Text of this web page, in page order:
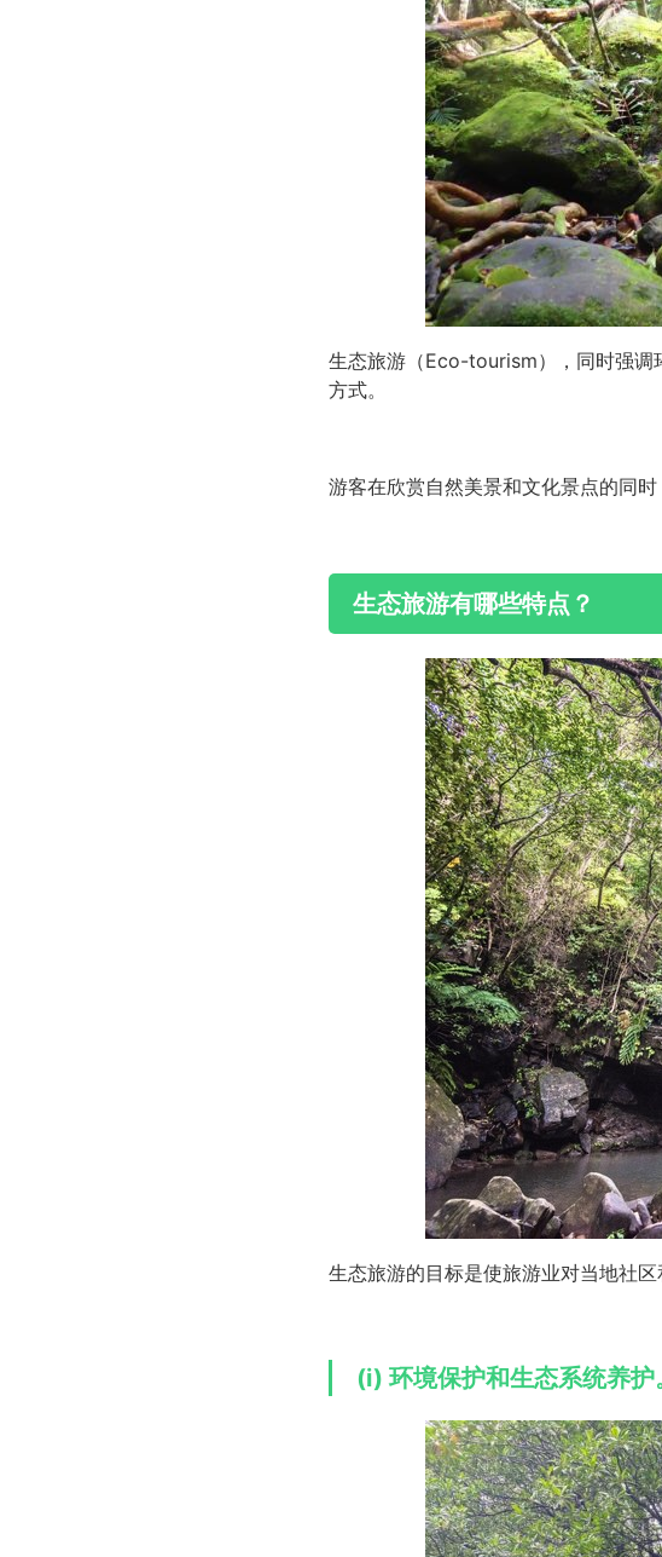
生态旅游（Eco-tourism），同时强调
方式。
游客在欣赏自然美景和文化景点的同时
生态旅游有哪些特点？
生态旅游的目标是使旅游业对当地社区
(i) 环境保护和生态系统养护